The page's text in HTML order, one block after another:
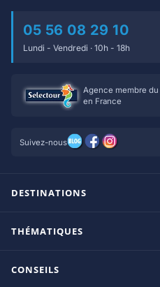
05 56 08 29 10
Lundi - Vendredi · 10h - 18h
Agence membre du
en France
Suivez-nous
DESTINATIONS
Ile Maurice
THÉMATIQUES
CONSEILS